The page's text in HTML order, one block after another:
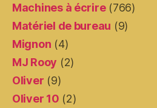
Machines à écrire(766)
Matériel de bureau (9)
Mignon (4)
MJ Rooy (2)
Oliver (9)
Oliver 10 (2)